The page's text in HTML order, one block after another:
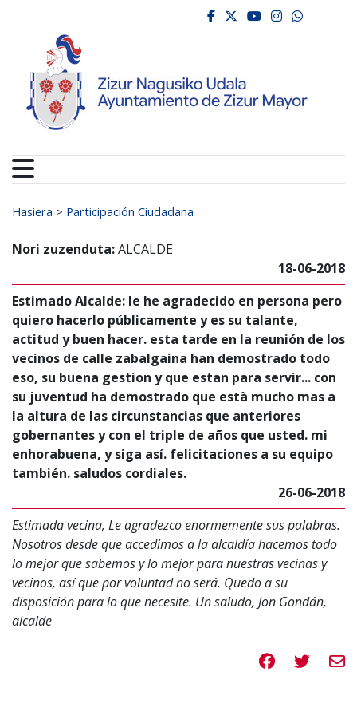
Ayuntamiento de
facebook
twitter
youtube
Search for:
Hasiera > Participación Ciudadana
Nori zuzenduta:ALCALDE
18-06-2018
Estimado Alcalde: le he agradecido en persona pero
quiero hacerlo públicamente y es su talante,
actitud y buen hacer. esta tarde en la reunión de los
vecinos de calle zabalgaina han demostrado todo
eso, su buena gestion y que estan para servir... con
su juventud ha demostrado que està mucho mas a
la altura de las circunstancias que anteriores
gobernantes y con el triple de años que usted. mi
enhorabuena, y siga así. felicitaciones a su equipo
también. saludos cordiales.
26-06-2018
Estimada vecina, Le agradezco enormemente sus palabras.
Nosotros desde que accedimos a la alcaldía hacemos todo
lo mejor que sabemos y lo mejor para nuestras vecinas y
vecinos, así que por voluntad no será. Quedo a su
disposición para lo que necesite. Un saludo, Jon Gondán,
alcalde
Compartir en